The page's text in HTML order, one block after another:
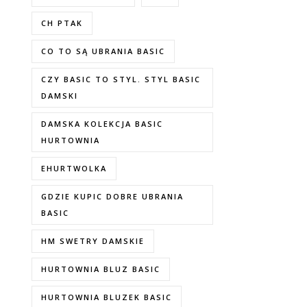
CH PTAK
CO TO SĄ UBRANIA BASIC
CZY BASIC TO STYL. STYL BASIC
DAMSKI
DAMSKA KOLEKCJA BASIC
HURTOWNIA
EHURTWOLKA
GDZIE KUPIC DOBRE UBRANIA
BASIC
HM SWETRY DAMSKIE
HURTOWNIA BLUZ BASIC
HURTOWNIA BLUZEK BASIC